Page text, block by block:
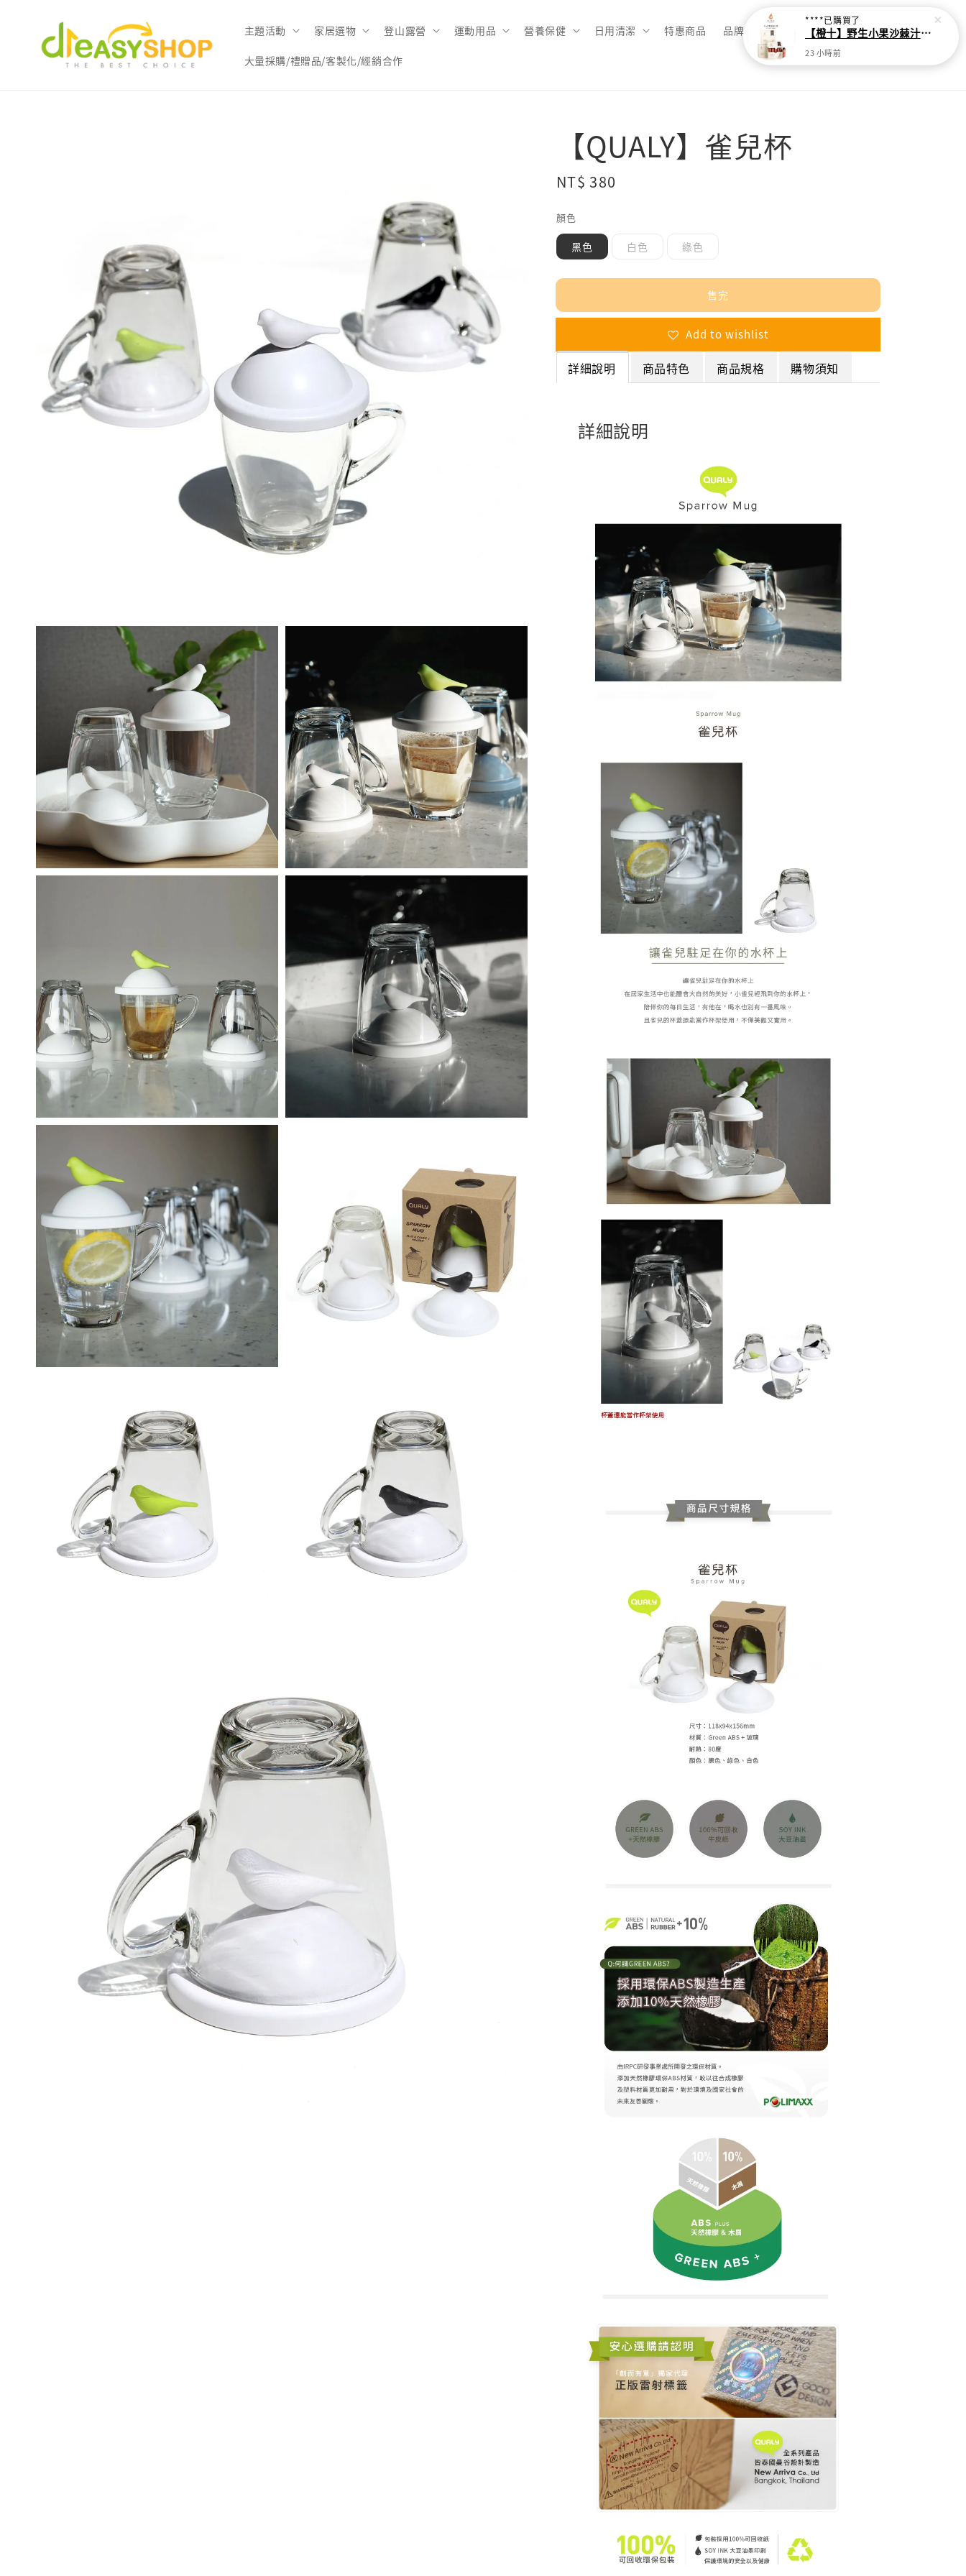
主題活動 家居選物 登山露營 運動用品 營養保健 日用清潔 特惠商品 品牌總覽
大量採購/禮贈品/客製化/經銷合作
【QUALY】雀兒杯
Regular
NT$ 380
顏色
黑色 白色 綠色
售完
Add to wishlist
詳細說明 商品特色 商品規格 購物須知
詳細說明
****已購買了
【橙十】野生小果沙棘汁-貼心隨身瓶【30ml*10瓶】
23 小時前